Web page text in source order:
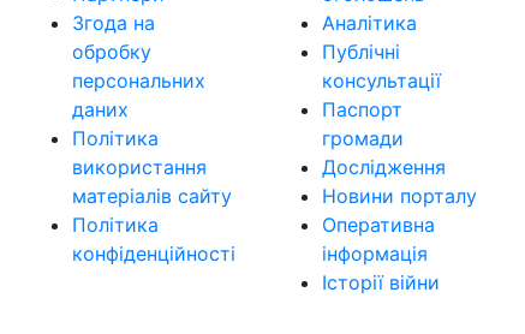
Згода на
обробку
персональних
даних
Політика
використання
матеріалів сайту
Політика
конфіденційності
Аналітика
Публічні
консультації
Паспорт
громади
Дослідження
Новини порталу
Оперативна
інформація
Історії війни